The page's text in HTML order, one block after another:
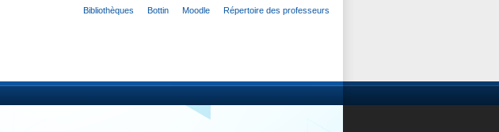
Bibliothèques Bottin Moodle Répertoire des professeurs